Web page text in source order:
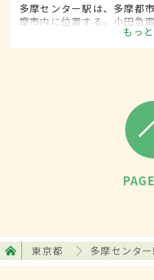
多摩センター駅は、多摩都
摩市内に位置する。小田急
線が乗り入れる多摩ニュー
大型商業施設や行政施設も
もっ
東京都 多摩センター